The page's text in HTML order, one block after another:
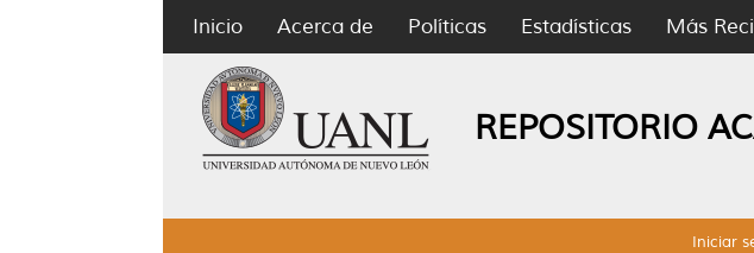
Inicio Acerca de Políticas Estadísticas Más
REPOSITORIO
Iniciar